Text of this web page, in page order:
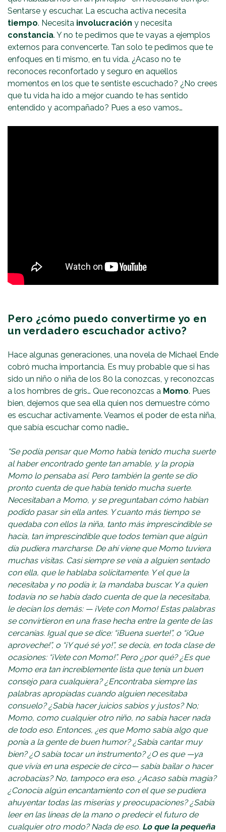
Sentarse y escuchar. La escucha activa necesita
tiempo. Necesita involucración y necesita
constancia. Y no te pedimos que te vayas a ejemplos
externos para convencerte. Tan solo te pedimos que te
enfoques en ti mismo, en tu vida. ¿Acaso no te
reconoces reconfortado y seguro en aquellos
momentos en los que te sentiste escuchado? ¿No crees
que tu vida ha ido a mejor cuando te has sentido
entendido y acompañado? Pues a eso vamos…
Pero ¿cómo puedo convertirme yo en
un verdadero escuchador activo?
Hace algunas generaciones, una novela de Michael Ende
cobró mucha importancia. Es muy probable que si has
sido un niño o niña de los 80 la conozcas, y reconozcas
a los hombres de gris… Que reconozcas a Momo. Pues
bien, dejemos que sea ella quien nos demuestre cómo
es escuchar activamente. Veamos el poder de esta niña,
que sabía escuchar como nadie…
“Se podía pensar que Momo había tenido mucha suerte
al haber encontrado gente tan amable, y la propia
Momo lo pensaba así. Pero también la gente se dio
pronto cuenta de que había tenido mucha suerte.
Necesitaban a Momo, y se preguntaban cómo habían
podido pasar sin ella antes. Y cuanto más tiempo se
quedaba con ellos la niña, tanto más imprescindible se
hacía, tan imprescindible que todos temían que algún
día pudiera marcharse. De ahí viene que Momo tuviera
muchas visitas. Casi siempre se veía a alguien sentado
con ella, que le hablaba solícitamente. Y el que la
necesitaba y no podía ir, la mandaba buscar. Y a quien
todavía no se había dado cuenta de que la necesitaba,
le decían los demás: — ¡Vete con Momo! Estas palabras
se convirtieron en una frase hecha entre la gente de las
cercanías. Igual que se dice: “¡Buena suerte!”, o “¡Que
aproveche!”, o “¡Y qué sé yo!”, se decía, en toda clase de
ocasiones: “¡Vete con Momo!”. Pero ¿por qué? ¿Es que
Momo era tan increíblemente lista que tenía un buen
consejo para cualquiera? ¿Encontraba siempre las
palabras apropiadas cuando alguien necesitaba
consuelo? ¿Sabía hacer juicios sabios y justos? No;
Momo, como cualquier otro niño, no sabía hacer nada
de todo eso. Entonces, ¿es que Momo sabía algo que
ponía a la gente de buen humor? ¿Sabía cantar muy
bien? ¿O sabía tocar un instrumento? ¿O es que —ya
que vivía en una especie de circo— sabía bailar o hacer
acrobacias? No, tampoco era eso. ¿Acaso sabía magia?
¿Conocía algún encantamiento con el que se pudiera
ahuyentar todas las miserias y preocupaciones? ¿Sabía
leer en las líneas de la mano o predecir el futuro de
cualquier otro modo? Nada de eso. Lo que la pequeña